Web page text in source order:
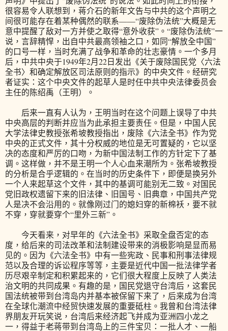
很容易令人联想到，蒋介石的新年文告与中共的这个声明之
间很可能存在着某种偶然的联系——“废除伪法统”大概是无
意中提醒了敌对一方并使之取得“意外收获”。“废除伪法统”一
说，言辞精悍，出自中共最高领袖之口，如同“解放全中国”
的口号一样，当时充满了战争和革命的壮志豪情。一个多月
后，中共中央于1949年2月22日发出《关于废除国民党〈六法
全书〉和确定解放区司法原则的指示》的中央文件。经研究
者证实：这个中央文件的起草人是时任中共中央法律委员会
主任的陈绍禹（王明）。
后来一直有人认为，王明当时在这个问题上误导了中共
中央高层的判断并应当为此承担主要责任。但是，中国人民
大学法律史教授张希坡教授指出，废除《六法全书》作为党
中央的正式文件，其十分权威的地位是无可置疑的，它以坚
决的态度和严厉的口吻，为新中国法制工作的方针定下了基
调。这样做，并不是王明一个人心血来潮所为。张希坡教授
的分析是合乎逻辑的。在当时的历史条件下，即便是换另外
一个人来起草这个文件，其中的基调可能别无二致。对国民
党旧政权遗留下来的旧法律、旧国号、旧典章，中国共产党
人是决不会沿用的。就像刚过门的媳妇穿的新棉袄，要不就
不穿，穿就要穿个“里外三新”。
今天看来，对早年的《六法全书》采取全盘否定的态
度，给后来的司法改革和法制建设带来的消极影响是显而易
见的。因为《六法全书》中有一些宪政、民事和刑事法律规
范以及合理的诉讼程序等等，主要是近代中国一批法律学者
历尽艰辛制定和积累起来的，它们很大程度上反映了人类法
治文明的共同成果。有趣的是，国民党退守台湾后，这套民
国法统被带到台湾岛内并基本被保留下来了，后来成为台湾
在全球化潮流中经贸快速发展的重要砥柱。我曾和台湾法律
界朋友开玩笑说，台湾后来经济起飞并成为亚洲四小龙之
一，得益于老蒋带到台湾岛上的三件宝贝：一批人才、一船